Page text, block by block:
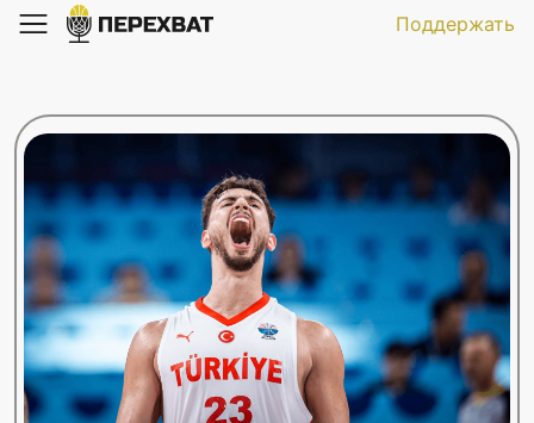
Поддержать